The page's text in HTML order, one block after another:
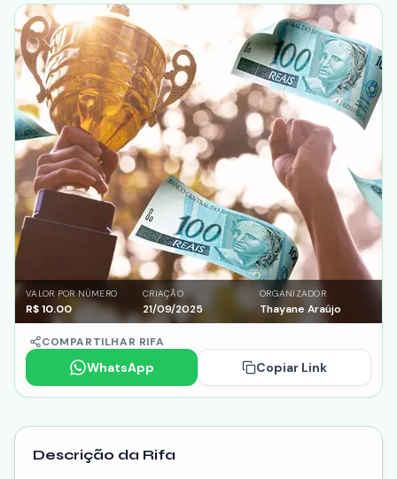
VALOR POR NÚMERO
R$10.00
CRIAÇÃO
21/09/2025
ORGANIZADOR
Thayane Araújo
COMPARTILHAR RIFA
WhatsApp Copiar Link
Descrição da Rifa